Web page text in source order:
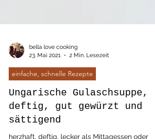
bella love cooking